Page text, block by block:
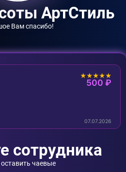
АртСтиль
Вам спасибо!
★★★★★
500 ₽
07.07.2026
сотрудника
чаевые